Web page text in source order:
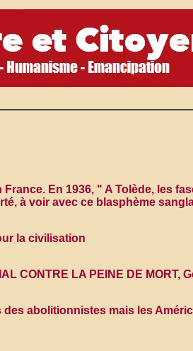
En 1936, " A Tolède, les
à voir avec ce blasphème
la civilisation
CONTRE LA PEINE DE MORT,
abolitionnistes mais les